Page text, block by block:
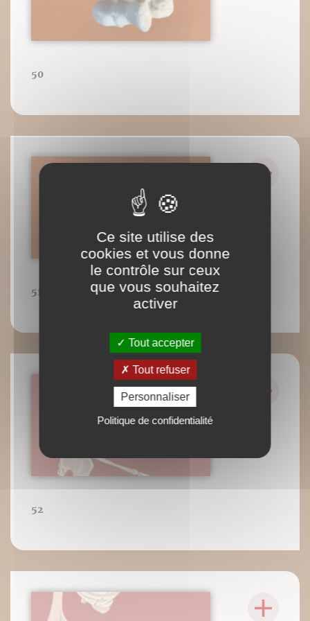
50
51
52
Ce site utilise des
cookies et vous donne
le contrôle sur ceux
que vous souhaitez
activer
Tout accepter
Tout refuser
Personnaliser
Politique de confidentialité